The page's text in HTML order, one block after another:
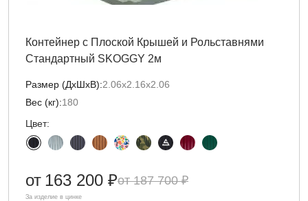
Контейнер с Плоской Крышей и Рольставнями
Стандартный SKOGGY 2м
Размер (ДxШxВ):2.06х2.16х2.06
Вес (кг):180
Цвет:
187 700 ₽
от 163 200 ₽
За изделие в цинке